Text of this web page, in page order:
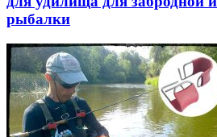
рыбалки